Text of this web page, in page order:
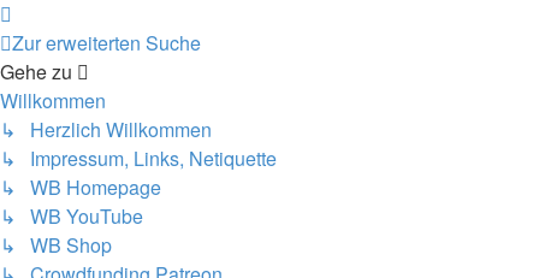
Zur erweiterten Suche
Gehe zu
Willkommen
↳ Herzlich Willkommen
↳ Impressum, Links, Netiquette
↳ WB Homepage
↳ WB YouTube
↳ WB Shop